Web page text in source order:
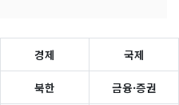
경제 국제
북한 금융·증권